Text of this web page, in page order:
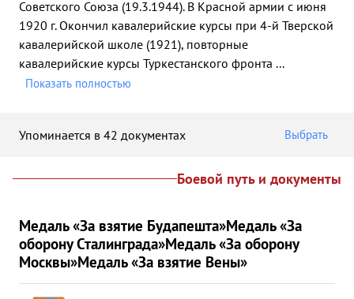
Советского Союза (19.3.1944). В Красной армии с июня
1920 г. Окончил кавалерийские курсы при 4-й Тверской
кавалерийской школе (1921), повторные
кавалерийские курсы Туркестанского фронта ...
Показать полностью
Упоминается в 42 документах Выбрать
Боевой путь и документы
Медаль «За взятие Будапешта»Медаль «За
оборону Сталинграда»Медаль «За оборону
Москвы»Медаль «За взятие Вены»